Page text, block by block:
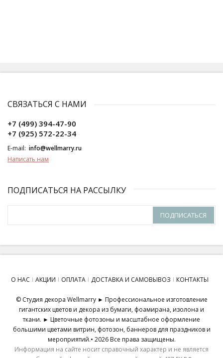
СВЯЗАТЬСЯ С НАМИ
+7 (499) 394-47-90
+7 (925) 572-22-34
E-mail: info@wellmarry.ru
Написать нам
ПОДПИСАТЬСЯ НА РАССЫЛКУ
ПОДПИСАТЬСЯ
О НАС АКЦИИ ОПЛАТА ДОСТАВКА И САМОВЫВОЗ КОНТАКТЫ
© Студия декора Wellmarry ► Профессиональное изготовление
гигантских цветов и декора из бумаги, фоамирана, изолона и
ткани. ► Цветочные фотозоны и масштабное оформление
большими цветами витрин, фотозон, баннеров для праздников и
мероприятий.• 2026 Все права защищены.
Информация на сайте носит справочный характер и не является